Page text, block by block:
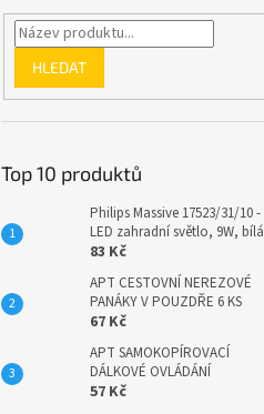
HLEDAT
Top 10 produktů
Philips Massive 17523/31/10 -
LED zahradní světlo, 9W, bílá
83 Kč
APT CESTOVNÍ NEREZOVÉ
PANÁKY V POUZDŘE 6 KS
67 Kč
APT SAMOKOPÍROVACÍ
DÁLKOVÉ OVLÁDÁNÍ
57 Kč